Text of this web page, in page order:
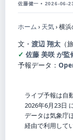
佐藤健一 • 2026-06-
ホーム › 天気›横
文・ 渡辺 翔太 （
佐藤 美咲 が監
予報データ：
ライブ予報は自
2026年6月23日
データは気象庁
経由で利用して